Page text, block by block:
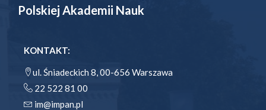
Polskiej Akademii Nauk
KONTAKT:
ul. Śniadeckich 8, 00-656 Warszawa
22 522 81 00
im@impan.pl